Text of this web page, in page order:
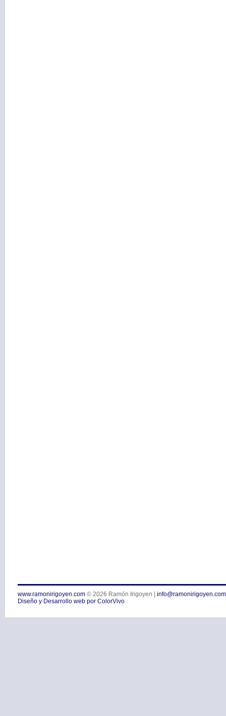
www.ramonirigoyen.com © 2026 Ramón Irigoyen
info@ramonirigoyen.com
Diseño y Desarrollo web por ColorVivo